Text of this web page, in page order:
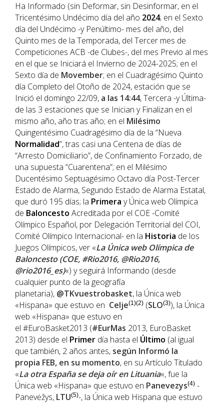
Ha Informado (sin Deformar, sin Desinformar, en el
Tricentésimo Undécimo día del año 2024; en el Sexto
día del Undécimo -y Penúltimo- mes del año, del
Quinto mes de la Temporada, del Tercer mes de
Competiciones ACB -de Clubes-, del mes Previo al mes
en el que se Iniciará el Invierno de 2024-2025; en el
Sexto día de Movember; en el Cuadragésimo Quinto
día Completo del Otoño de 2024, estación que se
Inició el domingo 22/09, a las 14:44, Tercera -y Última-
de las 3 estaciones que se Inician y Finalizan en el
mismo año, año tras año; en el Milésimo
Quingentésimo Cuadragésimo día de la “Nueva
Normalidad”, tras casi una Centena de días de
“Arresto Domiciliario”, de Confinamiento Forzado, de
una supuesta “Cuarentena”; en el Milésimo
Ducentésimo Septuagésimo Octavo día Post-Tercer
Estado de Alarma, Segundo Estado de Alarma Estatal,
que duró 195 días; la Primera y Única web Olímpica
de Baloncesto Acreditada por el COE -Comité
Olímpico Español, por Delegación Territorial del COI,
Comité Olímpico Internacional- en la Historia de los
Juegos Olímpicos, ver «La Única web Olímpica de
Baloncesto (COE, #Rio2016, @Rio2016,
@rio2016_es)«) y seguirá Informando (desde
cualquier punto de la geografía
planetaria), @TKvuestrobasket, la Única web
«Hispana» que estuvo en Celje(1)(2) (SLO(3)), la Única
web «Hispana» que estuvo en
el #EuroBasket2013 (#EurMas 2013, EuroBasket
2013) desde el Primer día hasta el Último (al igual
que también, 2 años antes, según Informó la
propia FEB, en su momento, en su Artículo Titulado
«La otra España se deja oír en Lituania«, fue la
Única web «Hispana» que estuvo en Panevezys(4) -
Panevėžys, LTU(5)-, la Única web Hispana que estuvo